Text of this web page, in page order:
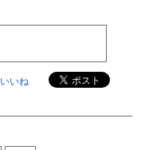
いいね